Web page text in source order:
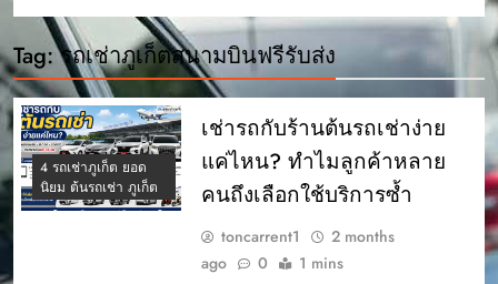
Tag:รถเช่าภูเก็ตสนามบินฟรีรับส่ง
4 รถเช่าภูเก็ต ยอด
นิยม ต้นรถเช่า ภูเก็ต
เช่ารถกับร้านต้นรถเช่าง่าย
แค่ไหน? ทำไมลูกค้าหลาย
คนถึงเลือกใช้บริการซ้ำ
toncarrent1
2 months
ago
0 1 mins